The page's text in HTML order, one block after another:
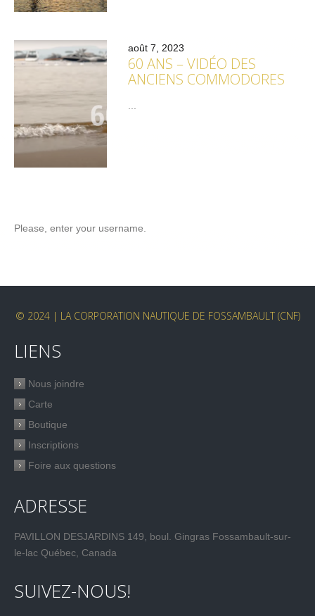
août 7, 2023
60 ANS – VIDÉO DES
ANCIENS COMMODORES
Please, enter your username.
© 2024 | LA CORPORATION NAUTIQUE DE FOSSAMBAULT (CNF)
LIENS
Nous joindre
Carte
Boutique
Inscriptions
Foire aux questions
ADRESSE
PAVILLON DESJARDINS 149, boul. Gingras Fossambault-sur-
le-lac Québec, Canada
SUIVEZ-NOUS!